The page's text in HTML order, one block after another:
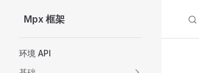
Skip to content
Mpx 框架
环境 API